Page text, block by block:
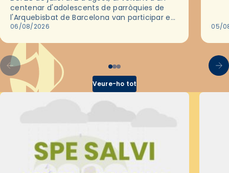
centenar d'adolescents de parròquies de
l'Arquebisbat de Barcelona van participar en
les convivències Be Apostle, organitzades
06/08/2026 05/
Veure-ho tot